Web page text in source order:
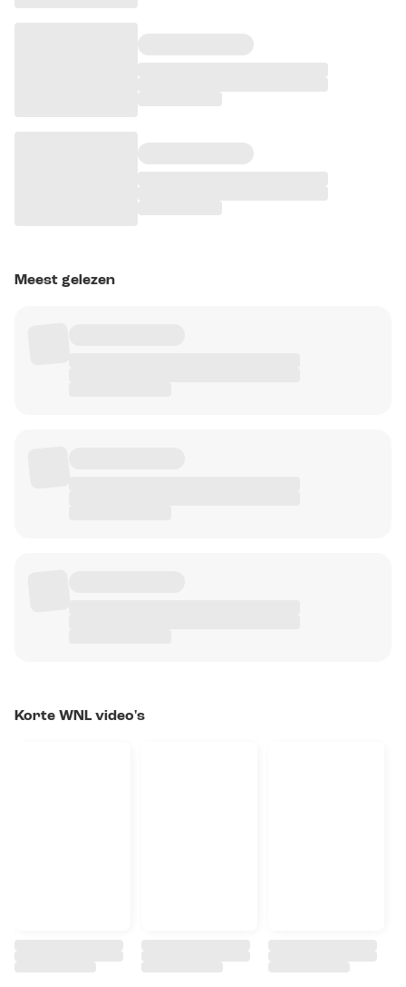
Meest gelezen
Korte WNL video's